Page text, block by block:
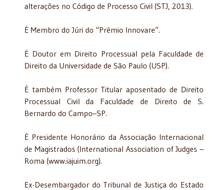
alterações no Código de Processo Civil (STJ, 2013).
É Membro do Júri do “Prêmio Innovare”.
É Doutor em Direito Processual pela Faculdade de
Direito da Universidade de São Paulo (USP).
É também Professor Titular aposentado de Direito
Processual Civil da Faculdade de Direito de S.
Bernardo do Campo–SP.
É Presidente Honorário da Associação Internacional
de Magistrados (International Association of Judges –
Roma (www.iajuim.org).
Ex-Desembargador do Tribunal de Justiça do Estado